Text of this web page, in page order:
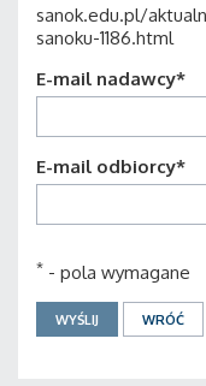
sanok.edu.pl/
sanoku-1186.html
E-mail nadawcy*
E-mail odbiorcy*
* - pola wymagane